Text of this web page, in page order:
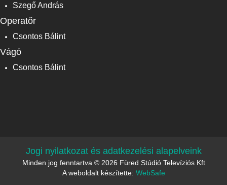
Szegő András
Operatőr
Csontos Bálint
Vágó
Csontos Bálint
Jogi nyilatkozat és adatkezelési alapelveink
Minden jog fenntartva © 2026 Füred Stúdió Televíziós Kft
A weboldalt készítette: WebSafe